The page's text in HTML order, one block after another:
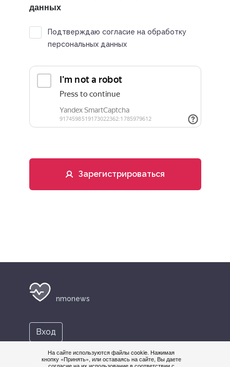
На сайте используются файлы cookie. Нажимая
кнопку «Принять», или оставаясь на сайте, Вы даете
данных
Подтверждаю согласие на обработку
персональных данных
Зарегистрироваться
nmonews
+7 495 419-08-68
Вход